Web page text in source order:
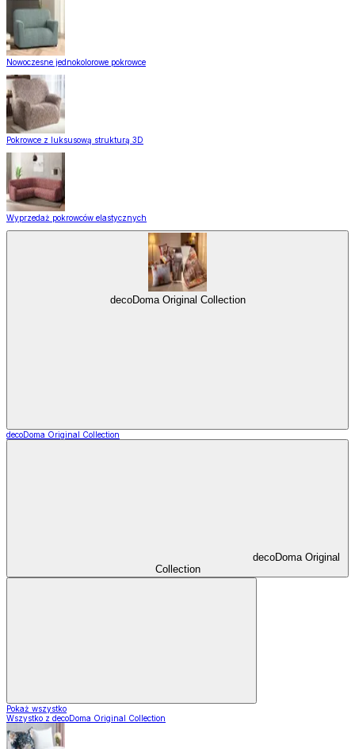
Nowoczesne jednokolorowe pokrowce
Pokrowce z luksusową strukturą 3D
Wyprzedaż pokrowców elastycznych
decoDoma Original Collection
decoDoma Original Collection
decoDoma Original
Collection
Pokaż wszystko
Wszystko z decoDoma Original Collection